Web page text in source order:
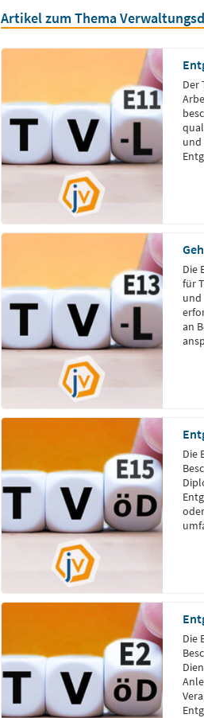
Artikel zum Thema
Der
und
Die
für
und
an
Die
Die